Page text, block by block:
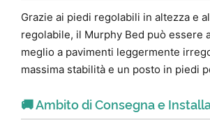
Grazie ai piedi regolabili in altezza e
regolabile, il Murphy Bed può essere
meglio a pavimenti leggermente
massima stabilità e un posto in piedi
🚚 Ambito di Consegna e